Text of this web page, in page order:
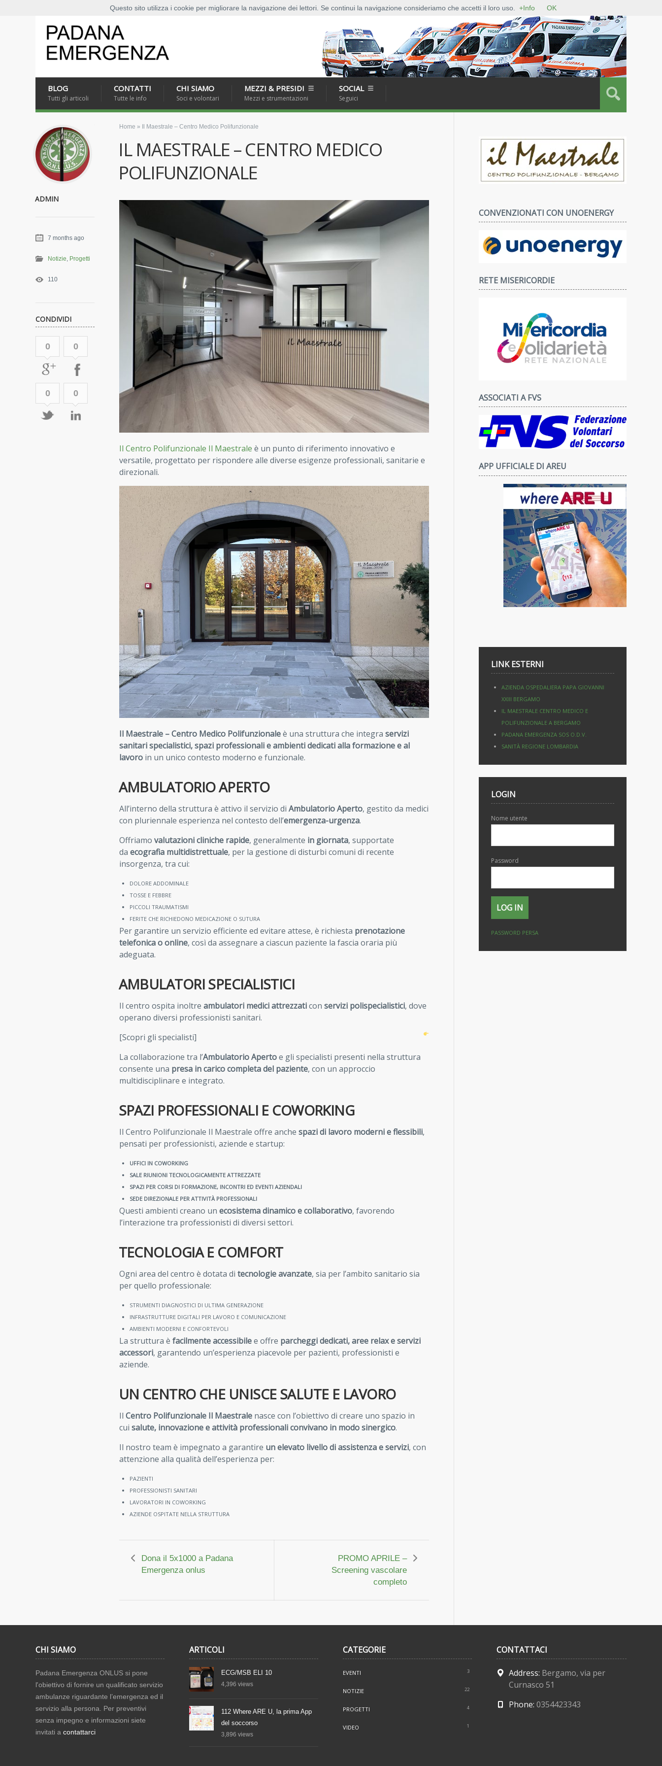
HOME PADANA EMERGENZA SOS BILANCIO SOCIALE
BLOG
Tutti gli articoli
CONTATTI
Tutte le info
CHI SIAMO
Soci e volontari
MEZZI & PRESIDI
Mezzi e strumentazioni
SOCIAL
Seguici
Home » Il Maestrale – Centro Medico Polifunzionale
IL MAESTRALE – CENTRO MEDICO
POLIFUNZIONALE
Il Centro Polifunzionale Il Maestrale è un punto di riferimento innovativo e
versatile, progettato per rispondere alle diverse esigenze professionali, sanitarie e
direzionali.
Il Maestrale – Centro Medico Polifunzionaleè una struttura che integra servizi
sanitari specialistici, spazi professionali e ambienti dedicati alla formazione e al
lavoro in un unico contesto moderno e funzionale.
AMBULATORIO APERTO
All’interno della struttura è attivo il servizio di Ambulatorio Aperto, gestito da medici
con pluriennale esperienza nel contesto dell’emergenza-urgenza.
Offriamo valutazioni cliniche rapide, generalmente in giornata, supportate
da ecografia multidistrettuale, per la gestione di disturbi comuni di recente
insorgenza, tra cui:
DOLORE ADDOMINALE
TOSSE E FEBBRE
PICCOLI TRAUMATISMI
FERITE CHE RICHIEDONO MEDICAZIONE O SUTURA
Per garantire un servizio efficiente ed evitare attese, è richiesta prenotazione
telefonica o online, così da assegnare a ciascun paziente la fascia oraria più
adeguata.
AMBULATORI SPECIALISTICI
Il centro ospita inoltre ambulatori medici attrezzaticon servizi polispecialistici, dove
operano diversi professionisti sanitari.
[Scopri gli specialisti]
La collaborazione tra l’Ambulatorio Apertoe gli specialisti presenti nella struttura
consente una presa in carico completa del paziente, con un approccio
multidisciplinare e integrato.
SPAZI PROFESSIONALI E COWORKING
Il Centro Polifunzionale Il Maestrale offre anche spazi di lavoro moderni e flessibili,
pensati per professionisti, aziende e startup:
UFFICI IN COWORKING
SALE RIUNIONI TECNOLOGICAMENTE ATTREZZATE
SPAZI PER CORSI DI FORMAZIONE, INCONTRI ED EVENTI AZIENDALI
SEDE DIREZIONALE PER ATTIVITÀ PROFESSIONALI
Questi ambienti creano un ecosistema dinamico e collaborativo, favorendo
l’interazione tra professionisti di diversi settori.
TECNOLOGIA E COMFORT
Ogni area del centro è dotata di tecnologie avanzate, sia per l’ambito sanitario sia
per quello professionale:
STRUMENTI DIAGNOSTICI DI ULTIMA GENERAZIONE
INFRASTRUTTURE DIGITALI PER LAVORO E COMUNICAZIONE
AMBIENTI MODERNI E CONFORTEVOLI
La struttura è facilmente accessibilee offre parcheggi dedicati, aree relax e servizi
accessori, garantendo un’esperienza piacevole per pazienti, professionisti e
aziende.
UN CENTRO CHE UNISCE SALUTE E LAVORO
Il Centro Polifunzionale Il Maestrale nasce con l’obiettivo di creare uno spazio in
cui salute, innovazione e attività professionali convivano in modo sinergico.
Il nostro team è impegnato a garantire un elevato livello di assistenza e servizi, con
attenzione alla qualità dell’esperienza per:
PAZIENTI
PROFESSIONISTI SANITARI
LAVORATORI IN COWORKING
AZIENDE OSPITATE NELLA STRUTTURA
Dona il 5x1000 a Padana
Emergenza onlus
PROMO APRILE –
Screening vascolare
completo
ADMIN
7 months ago
Notizie Progetti
110
CONDIVIDI
0 0
0 0
CONVENZIONATI CON UNOENERGY
RETE MISERICORDIE
ASSOCIATI A FVS
APP UFFICIALE DI AREU
LINK ESTERNI
AZIENDA OSPEDALIERA PAPA GIOVANNI
XXIII BERGAMO
IL MAESTRALE CENTRO MEDICO E
POLIFUNZIONALE A BERGAMO
PADANA EMERGENZA SOS O.D.V.
SANITÀ REGIONE LOMBARDIA
LOGIN
Nome utente
Password
PASSWORD PERSA
CHI SIAMO
Padana Emergenza ONLUS si pone
l'obiettivo di fornire un qualificato servizio
ambulanze riguardante l’emergenza ed il
servizio alla persona. Per preventivi
senza impegno e informazioni siete
invitati a contattarci
ARTICOLI
ECG/MSB ELI 10
4,396 views
112 Where ARE U, la prima App
del soccorso
3,896 views
CATEGORIE
EVENTI 3
NOTIZIE 22
PROGETTI 4
VIDEO 1
CONTATTACI
Address: Bergamo, via per
Curnasco 51
Phone: 0354423343
Questo sito utilizza i cookie per migliorare la navigazione dei lettori. Se continui la navigazione consideriamo che accetti il loro uso. +Info OK